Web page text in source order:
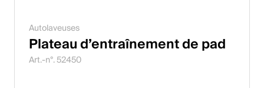
Autolaveuses
Plateau d’entraînement de pad
Art.-n°. 52450